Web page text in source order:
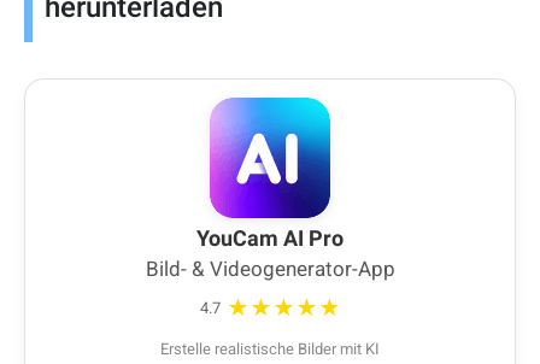
herunterladen
YouCam AI Pro
Bild- & Videogenerator-App
4.7 ★★★★★
Erstelle realistische Bilder mit KI